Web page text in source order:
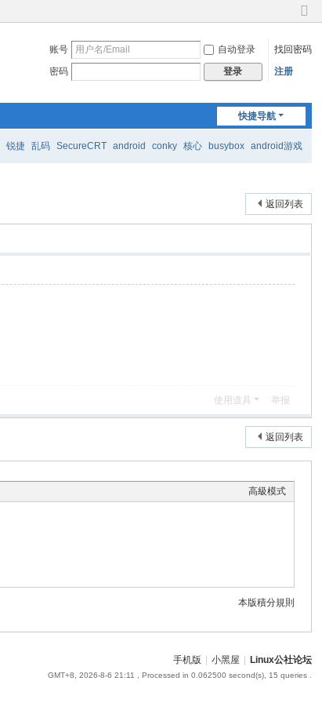
切
到
账号 自动登录
找回密码
密码
登录 注册
快捷导航
锐捷 乱码 SecureCRT android conky 核心 busybox android游戏
返回列表
使用道具 举报
返回列表
高級模式
本版積分規則
手机版 小黑屋 Linux公社论坛
GMT+8, 2026-8-6 21:11 , Processed in 0.062500 second(s), 15 queries .